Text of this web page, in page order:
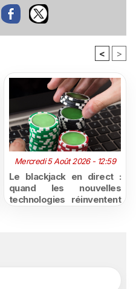
< >
Mercredi 5 Août 2026 - 12:59
Le blackjack en direct :
quand les nouvelles
technologies réinventent